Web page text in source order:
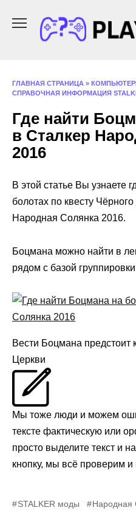
содержанию
ГЛАВНАЯ СТРАНИЦА »
СПРАВОЧНАЯ ИНФОРМАЦИЯ
Где найти
в Сталкер
2016
В этой статье Вы узнаете
болотах по квесту
Народная Солянка 2016.
Боцмана можно найти в
рядом с базой
Вести Боцмана предстоит
Церкви
Мы тоже люди и можем
тексте фактическую или
просто выделите текст и
кнопку, мы всё проверим и
STALKER моды Народная